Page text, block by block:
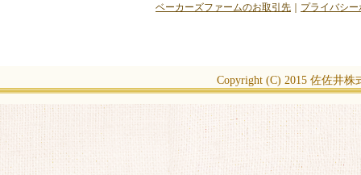
ベーカーズファームのお取引先
プライバシ
Copyright (C) 2015佐佐井株